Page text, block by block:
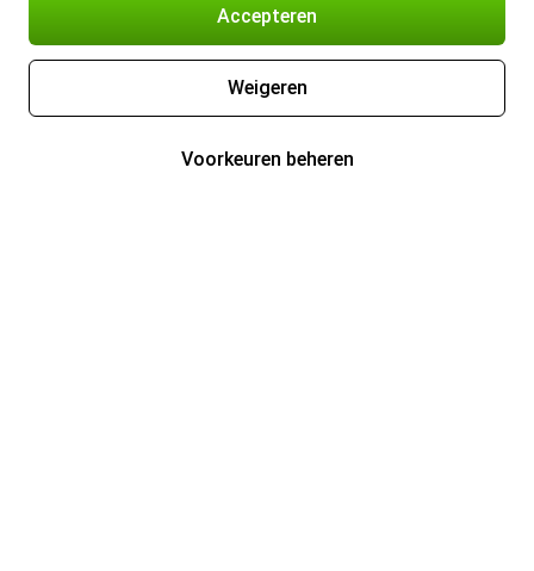
Accepteren
Weigeren
Voorkeuren beheren